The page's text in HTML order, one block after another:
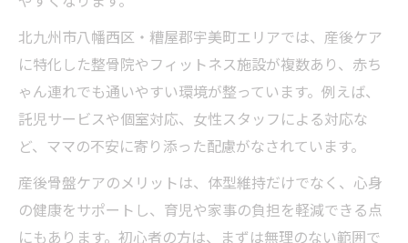
北九州市八幡西区・糟屋郡宇美町エリアでは、産後ケア
に特化した整骨院やフィットネス施設が複数あり、赤ち
ゃん連れでも通いやすい環境が整っています。例えば、
託児サービスや個室対応、女性スタッフによる対応な
ど、ママの不安に寄り添った配慮がなされています。
産後骨盤ケアのメリットは、体型維持だけでなく、心身
の健康をサポートし、育児や家事の負担を軽減できる点
にもあります。初心者の方は、まずは無理のない範囲で